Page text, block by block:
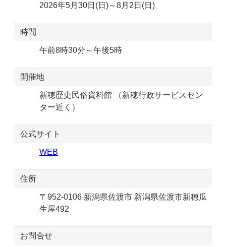
2026年5月30日(日)～8月2日(日)
時間
午前8時30分～午後5時
開催地
新穂歴史民俗資料館 （新穂行政サービスセン
ター近く）
公式サイト
WEB
住所
〒952-0106 新潟県佐渡市 新潟県佐渡市新穂瓜
生屋492
お問合せ